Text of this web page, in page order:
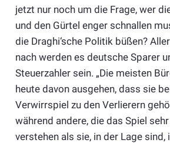
jetzt nur noch um die Frage, wer
und den Gürtel enger schnallen
die Draghi‘sche Politik büßen?
nach werden es deutsche Sparer
Steuerzahler sein. „Die meisten
heute davon ausgehen, dass sie
Verwirrspiel zu den Verlierern
während andere, die das Spiel
verstehen als sie, in der Lage sind,